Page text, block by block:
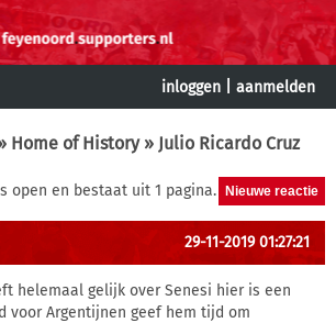
inloggen aanmelden
Home of History» Julio Ricardo Cruz
open en bestaat uit 1 pagina.
29-11-2019 01:27:21
helemaal gelijk over Senesi hier is een
voor Argentijnen geef hem tijd om